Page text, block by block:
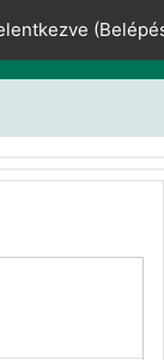
(